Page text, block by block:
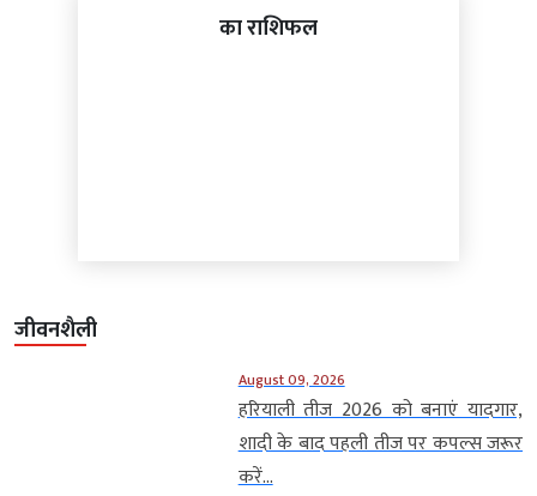
का राशिफल
जीवनशैली
August 09, 2026
हरियाली तीज 2026 को बनाएं यादगार,
शादी के बाद पहली तीज पर कपल्स जरूर
करें...